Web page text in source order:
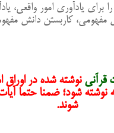
یادآوری امور واقعی،
مفهومی، کاربستن دانش
قرآنی نوشته شده در اوراق
نوشته شود؛ ضمنا حتما
شوند.